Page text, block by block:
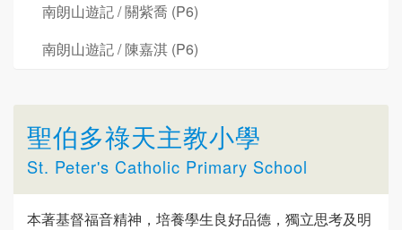
南朗山遊記 / 關紫喬 (P6)
南朗山遊記 / 陳嘉淇 (P6)
聖伯多祿天主教小學
St. Peter's Catholic Primary School
本著基督福音精神，培養學生良好品德，獨立思考及明